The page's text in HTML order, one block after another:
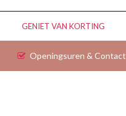
GENIET VAN KORTING
Openingsuren & Contact